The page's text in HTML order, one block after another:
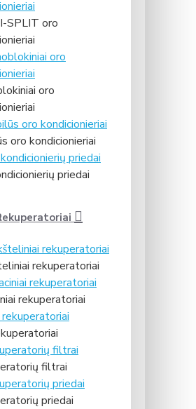
SPLIT oro
oro
oro kondicionieriai
priedai
rekuperatoriai
rekuperatoriai
filtrai
priedai